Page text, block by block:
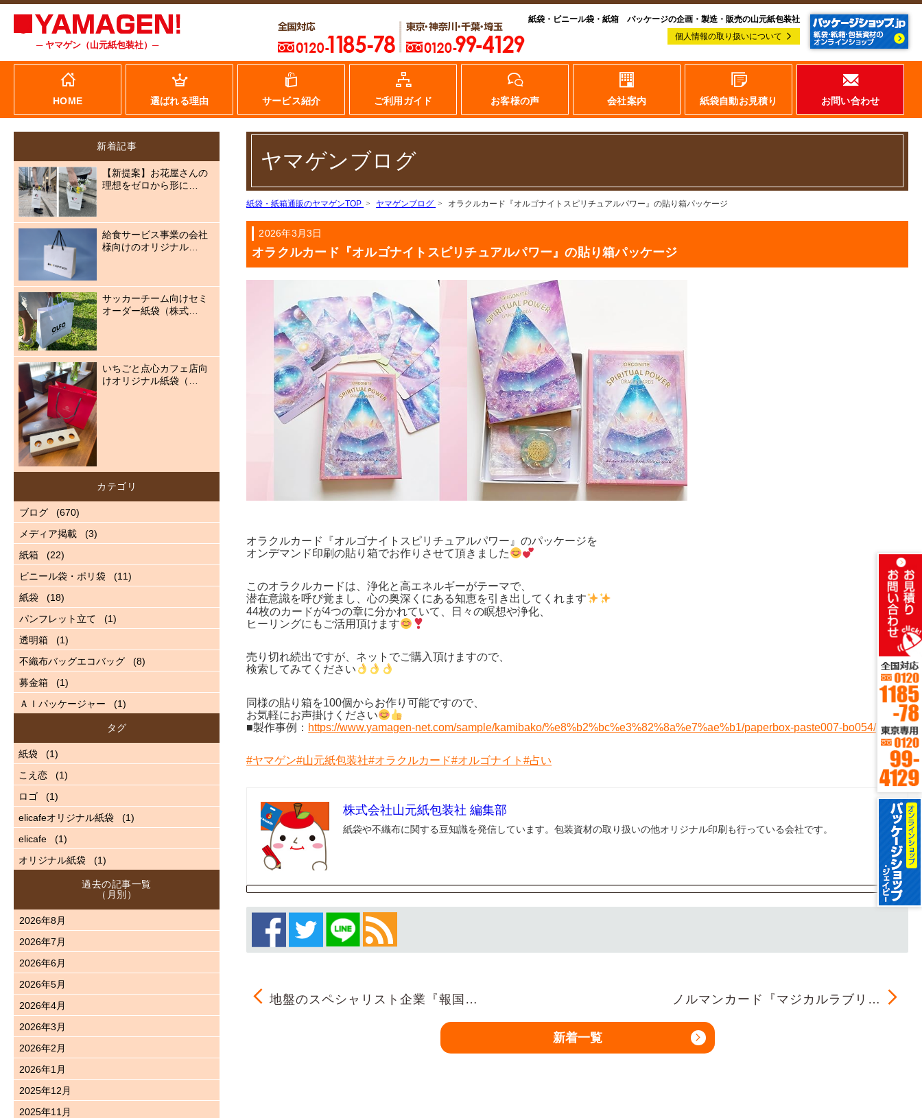
─ ヤマゲン（山元紙包装社）─
紙袋・ビニール袋・紙箱 パッケージの企画・製造・販売の山元紙包装社
個人情報の取り扱いについて
HOME 選ばれる理由 サービス紹介 ご利用ガイド お客様の声 会社案内 紙袋自動お見積り お問い合わせ
ヤマゲンブログ
紙袋・紙箱通販のヤマゲンTOP ヤマゲンブログ オラクルカード『オルゴナイトスピリチュアルパワー』の貼り箱パッケージ
2026年3月3日
オラクルカード『オルゴナイトスピリチュアルパワー』の貼り箱パッケージ
オラクルカード『オルゴナイトスピリチュアルパワー』のパッケージを
オンデマンド印刷の貼り箱でお作りさせて頂きました
このオラクルカードは、浄化と高エネルギーがテーマで、
潜在意識を呼び覚まし、心の奥深くにある知恵を引き出してくれます
44枚のカードが4つの章に分かれていて、日々の瞑想や浄化、
ヒーリングにもご活用頂けます
売り切れ続出ですが、ネットでご購入頂けますので、
検索してみてください
同様の貼り箱を100個からお作り可能ですので、
お気軽にお声掛けください
■製作事例： https://www.yamagen-net.com/sample/kamibako/%e8%b2%bc%e3%82%8a%e7%ae%b1/paperbox-paste007-bo054/
#ヤマゲン#山元紙包装社#オラクルカード#オルゴナイト#占い
株式会社山元紙包装社 編集部
紙袋や不織布に関する豆知識を発信しています。包装資材の取り扱いの他オリジナル印刷も行っている会社です。
地盤のスペシャリスト企業『報国… ノルマンカード『マジカルラブリ…
新着一覧
新着記事
【新提案】お花屋さんの
理想をゼロから形に…
給食サービス事業の会社
様向けのオリジナル…
サッカーチーム向けセミ
オーダー紙袋（株式…
いちごと点心カフェ店向
けオリジナル紙袋（…
カテゴリ
ブログ
(670)
メディア掲載
(3)
紙箱
(22)
ビニール袋・ポリ袋
(11)
紙袋
(18)
パンフレット立て
(1)
透明箱
(1)
不織布バッグエコバッグ
(8)
募金箱
(1)
ＡＩパッケージャー
(1)
タグ
紙袋
(1)
こえ恋
(1)
ロゴ
(1)
elicafeオリジナル紙袋
(1)
elicafe
(1)
オリジナル紙袋
(1)
過去の記事一覧
（月別）
2026年8月
2026年7月
2026年6月
2026年5月
2026年4月
2026年3月
2026年2月
2026年1月
2025年12月
2025年11月